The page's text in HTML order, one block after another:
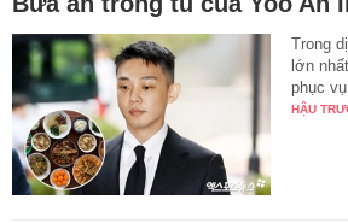
Trong
lớn
phục
HẬU